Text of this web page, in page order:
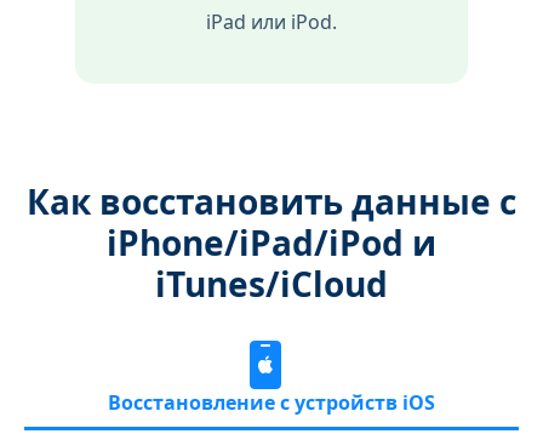
iPad или iPod.
Как восстановить данные с
iPhone/iPad/iPod и
iTunes/iCloud
Восстановление с устройств iOS